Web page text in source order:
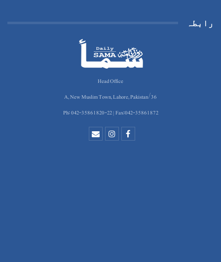
رابطہ
Head Office
36/A, New Muslim Town, Lahore, Pakistan
Ph: 042-35861820-22 | Fax:042-35861872